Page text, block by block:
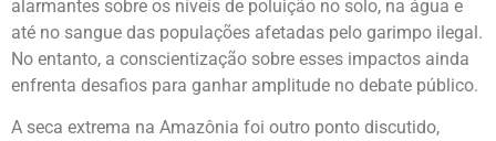
alarmantes sobre os níveis de poluição no solo, na água e
até no sangue das populações afetadas pelo garimpo ilegal.
No entanto, a conscientização sobre esses impactos ainda
enfrenta desafios para ganhar amplitude no debate público.
A seca extrema na Amazônia foi outro ponto discutido,